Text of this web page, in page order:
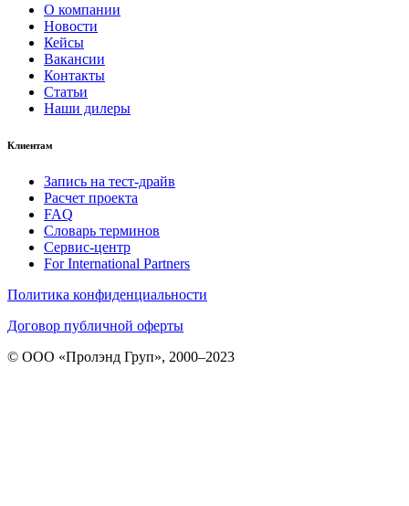
О компании
Новости
Кейсы
Вакансии
Контакты
Статьи
Наши дилеры
Клиентам
Запись на тест-драйв
Расчет проекта
FAQ
Словарь терминов
Сервис-центр
For International Partners
Политика конфиденциальности
Договор публичной оферты
© ООО «Пролэнд Груп», 2000–2023